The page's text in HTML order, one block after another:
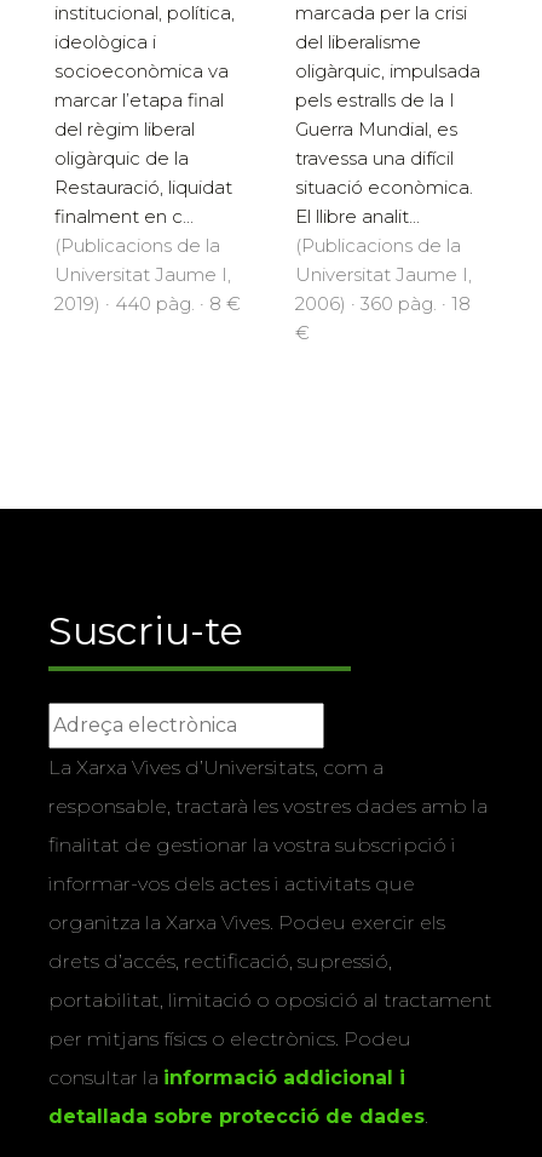
institucional, política,
ideològica i
socioeconòmica va
marcar l’etapa final
del règim liberal
oligàrquic de la
Restauració, liquidat
finalment en c...
(Publicacions de la
Universitat Jaume I,
2019) · 440 pàg. · 8 €
marcada per la crisi
del liberalisme
oligàrquic, impulsada
pels estralls de la I
Guerra Mundial, es
travessa una difícil
situació econòmica.
El llibre analit...
(Publicacions de la
Universitat Jaume I,
2006) · 360 pàg. · 18
€
Suscriu-te
La Xarxa Vives d’Universitats, com a
responsable, tractarà les vostres dades amb la
finalitat de gestionar la vostra subscripció i
informar-vos dels actes i activitats que
organitza la Xarxa Vives. Podeu exercir els
drets d’accés, rectificació, supressió,
portabilitat, limitació o oposició al tractament
per mitjans físics o electrònics. Podeu
consultar la informació addicional i
detallada sobre protecció de dades.